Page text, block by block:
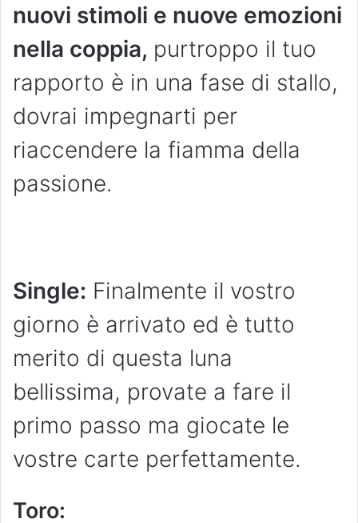
nuovi stimoli e nuove emozioni
nella coppia, purtroppo il tuo
rapporto è in una fase di stallo,
dovrai impegnarti per
riaccendere la fiamma della
passione.
Single: Finalmente il vostro
giorno è arrivato ed è tutto
merito di questa luna
bellissima, provate a fare il
primo passo ma giocate le
vostre carte perfettamente.
Toro: